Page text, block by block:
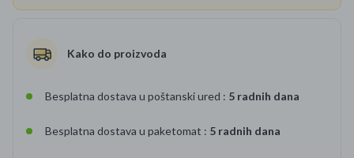
Kako do proizvoda
Besplatna dostava u poštanski ured : 5 radnih dana
Besplatna dostava u paketomat : 5 radnih dana